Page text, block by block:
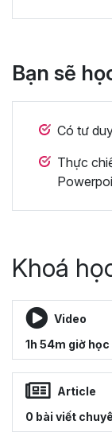
Bạn sẽ
Có tư
Thực
Khoá
Video
1h 54m giờ học
Article
0 bài viết